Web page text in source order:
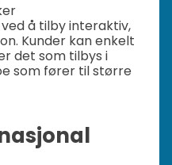
å tilby interaktiv,
Kunder kan enkelt
det som tilbys i
som fører til større